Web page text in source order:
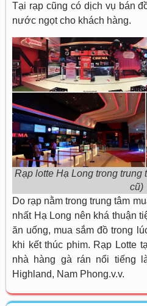
Tại rạp cũng có dịch vụ bán
nước ngọt cho khách hàng.
Rạp lotte Hạ Long trong trung
cũ)
Do rạp nằm trong trung tâm
nhất Hạ Long nên khá thuận
ăn uống, mua sắm đồ trong
khi kết thúc phim. Rạp Lotte
nhà hàng gà rán nổi tiếng
Highland, Nam Phong.v.v.